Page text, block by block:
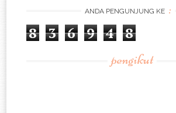
ANDA PENGUNJUNG KE :
8 3 6 9 4 8
pengikut